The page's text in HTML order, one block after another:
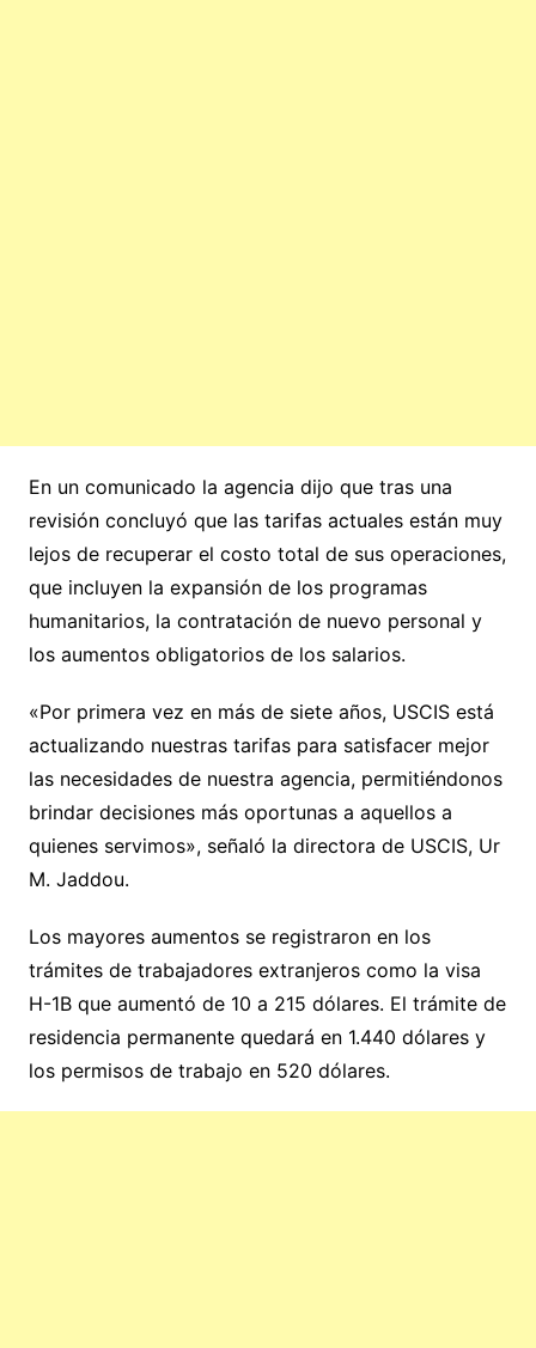
En un comunicado la agencia dijo que tras una
revisión concluyó que las tarifas actuales están muy
lejos de recuperar el costo total de sus operaciones,
que incluyen la expansión de los programas
humanitarios, la contratación de nuevo personal y
los aumentos obligatorios de los salarios.
«Por primera vez en más de siete años, USCIS está
actualizando nuestras tarifas para satisfacer mejor
las necesidades de nuestra agencia, permitiéndonos
brindar decisiones más oportunas a aquellos a
quienes servimos», señaló la directora de USCIS, Ur
M. Jaddou.
Los mayores aumentos se registraron en los
trámites de trabajadores extranjeros como la visa
H-1B que aumentó de 10 a 215 dólares. El trámite de
residencia permanente quedará en 1.440 dólares y
los permisos de trabajo en 520 dólares.